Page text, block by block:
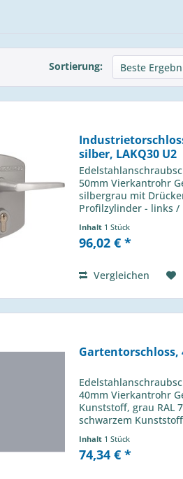
Sortierung:
silber, LAKQ30 U2
50mm Vierkantrohr
silbergrau mit
Profilzylinder - links /
1-touriger
Hub -
Inhalt 1 Stück
96,02 € *
Vergleichen
Gartentorschloss,
40mm Vierkantrohr
Kunststoff, grau RAL
schwarzem
verwendbar - 1-
Schließbolzen mit
Inhalt 1 Stück
74,34 € *